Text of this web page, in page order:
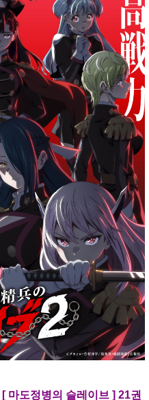
[ 마도정병의 슬레이브 ] 21권